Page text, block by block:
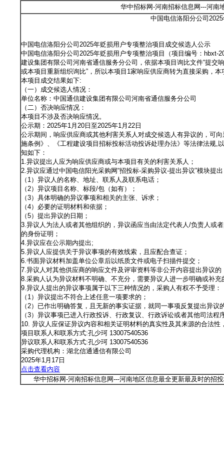
华中招标网-河南招标信息网---河
中国电信洛阳分公司
中国电信洛阳分公司2025年贬损用户专项整治项目成交候选人公示
中国电信洛阳分公司2025年贬损用户专项整治项目（项目编号：
建设集团有限公司河南省通信服务分公司，依据本项目询比文件“提
或本项目重新组织询比”，所以本项目1家响应供应商转为直接采购，
本项目成交结果如下:
（一）成交候选人情况：
单位名称：中国通信建设集团有限公司河南省通信服务分公司
（二）否决响应情况：
本项目不涉及否决响应情况。
公示期：2025年1月20日至2025年1月22日
公示期间，响应供应商或其他利害关系人对成交候选人有异议的，可
施条例》、《工程建设项目招标投标活动投诉处理办法》等法律法规,
知如下：
1.异议提出人应为响应供应商或与本项目有关的利害关系人；
2.异议应通过中国电信阳光采购网“招投标-采购异议-提出异议”模块
（1）异议人的名称、地址、联系人及联系电话；
（2）异议项目名称、标段/包（如有）；
（3）具体明确的异议事项和相关的主张、诉求；
（4）必要的证明材料和依据；
（5）提出异议的日期；
3.异议人为法人或者其他组织的，异议函应当由法定代表人/负责人或
的身份证明；
4.异议应在公示期内提出;
5.异议人应提供关于异议事项的有效线索，且应配合查证；
6.书面异议材料加盖单位公章后以纸质文件或电子扫描件提交；
7.异议人对其他供应商的响应文件及评审资料等非公开内容提出异议
8.采购人认为异议材料不明确、不充分，需要异议人进一步明确或补
9.异议人提出的异议事项属于以下三种情况的，采购人有权不予受理：
（1）异议提出不符合上述任意一项要求的；
（2）已作出明确答复，且无新的事实证据，就同一事项反复提出异议
（3）异议事项已进入行政投诉、行政复议、行政诉讼或者其他司法程
10. 异议人应保证异议内容和相关证明材料的真实性及其来源的合法性
项目联系人和联系方式:孔少珂 13007540536
异议联系人和联系方式:孔少珂 13007540536
采购代理机构：湖北信通通信有限公司
2025年1月17日
点击查看内容
华中招标网-河南招标信息网---河南地区信息最全更新最及时的招